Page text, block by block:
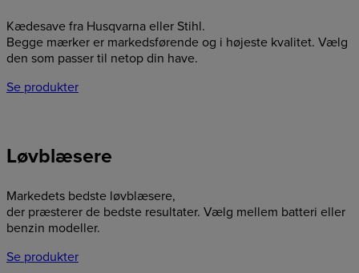
Kædesave fra Husqvarna eller Stihl.
Begge mærker er markedsførende og i højeste kvalitet. Vælg
den som passer til netop din have.
Se produkter
Løvblæsere
Markedets bedste løvblæsere,
der præsterer de bedste resultater. Vælg mellem batteri eller
benzin modeller.
Se produkter